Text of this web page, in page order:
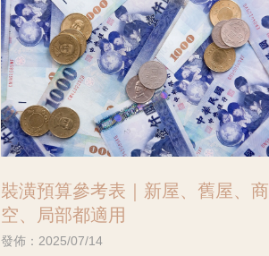
裝潢預算參考表｜新屋、舊屋、商
空、局部都適用
發佈：2025/07/14